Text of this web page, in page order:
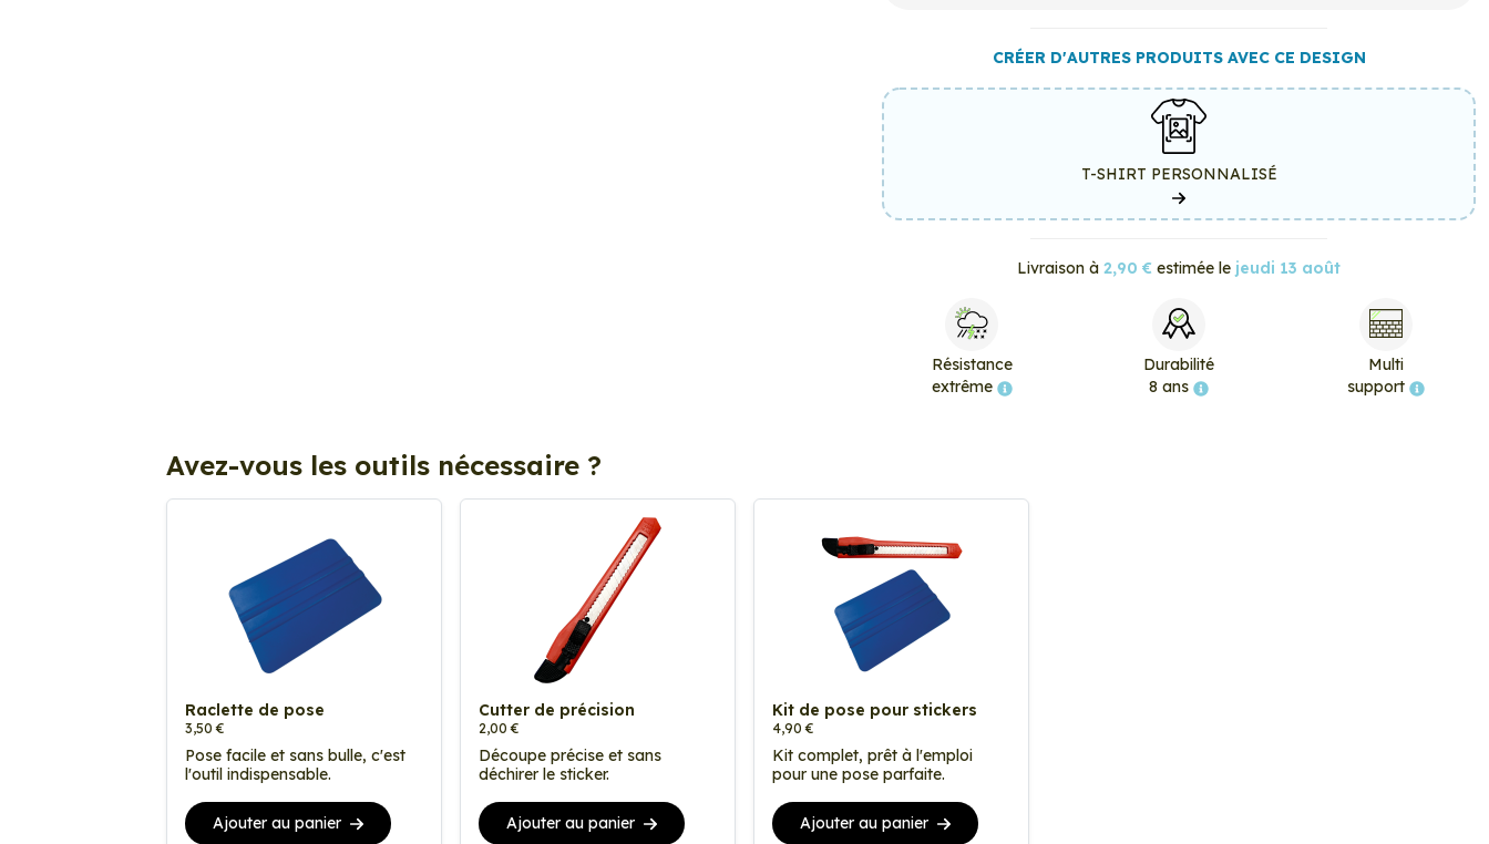
CRÉER D'AUTRES PRODUITS AVEC CE DESIGN
T-SHIRT PERSONNALISÉ
Livraison à 2,90 € estimée le jeudi 13 août
Résistance
extrême
Durabilité
8 ans
Multi
support
Avez-vous les outils nécessaire ?
Raclette de pose
3,50 €
Pose facile et sans bulle, c'est
l'outil indispensable.
Ajouter au panier
Cutter de précision
2,00 €
Découpe précise et sans
déchirer le sticker.
Ajouter au panier
Kit de pose pour stickers
4,90 €
Kit complet, prêt à l'emploi
pour une pose parfaite.
Ajouter au panier